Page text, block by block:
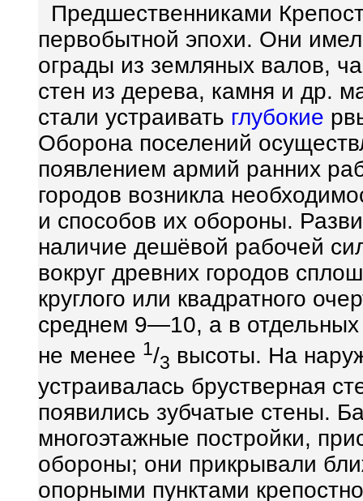
Предшественниками
первобытной эпохи. Они
ограды из земляных валов,
стен из дерева, камня и др.
стали устраивать глубокие
Оборона поселений
появлением армий ранних
городов возникла
и способов их обороны.
наличие дешёвой рабочей
вокруг древних городов
круглого или квадратного
среднем 9—10, а в
не менее 1/3 высоты. На
устраивалась брустверная
появились зубчатые стены.
многоэтажные постройки,
обороны; они прикрывали
опорными пунктами